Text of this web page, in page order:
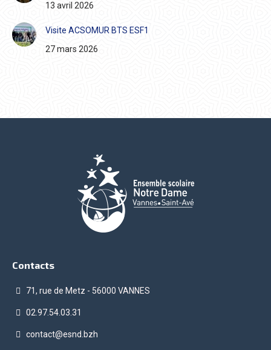
13 avril 2026
Visite ACSOMUR BTS ESF1
27 mars 2026
Contacts
71, rue de Metz - 56000 VANNES
02.97.54.03.31
contact@esnd.bzh